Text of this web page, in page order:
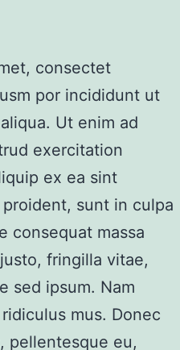
consectet
por incididunt ut
Ut enim ad
exercitation
ex ea sint
sunt in culpa
consequat massa
fringilla vitae,
sed ipsum. Nam
mus. Donec
pellentesque eu,